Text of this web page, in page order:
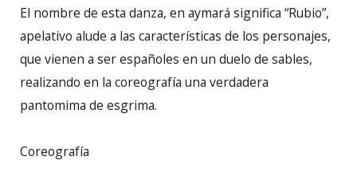
El nombre de esta danza, en aymará significa “Rubio”,
apelativo alude a las características de los personajes,
que vienen a ser españoles en un duelo de sables,
realizando en la coreografía una verdadera
pantomima de esgrima.
Coreografía